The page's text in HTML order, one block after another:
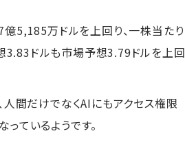
5,185万ドルを上回り、一株当たり
3.83ドルも市場予想3.79ドルを上回
人間だけでなくAIにもアクセス権限
ているようです。